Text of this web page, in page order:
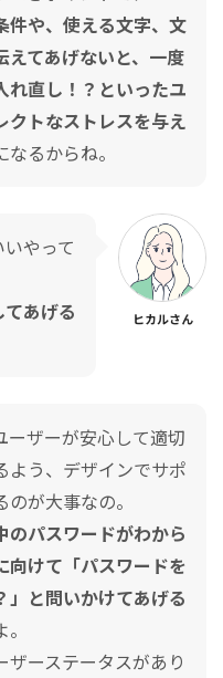
件や、使える文字、文
えてあげないと、一度
れ直し！？といったユ
クトなストレスを与え
なるからね。
やって
あげる
ヒカルさん
ーザーが安心して適切
よう、デザインでサポ
が大事なの。
のパスワードがわから
向けて「パスワードを
」と問いかけてあげる
ザーステータスがあり